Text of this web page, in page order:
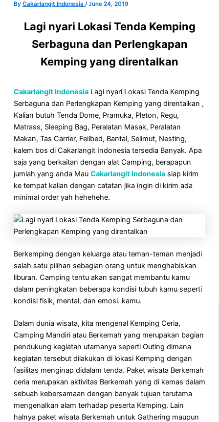
By Cakarlangit Indonesia /June 24, 2019
Lagi nyari Lokasi Tenda Kemping
Serbaguna dan Perlengkapan
Kemping yang direntalkan
Cakarlangit Indonesia Lagi nyari Lokasi Tenda Kemping
Serbaguna dan Perlengkapan Kemping yang direntalkan ,
Kalian butuh Tenda Dome, Pramuka, Pleton, Regu,
Matrass, Sleeping Bag, Peralatan Masak, Peralatan
Makan, Tas Carrier, Feilbed, Bantal, Selimut, Nesting,
kalem bos di Cakarlangit Indonesia tersedia Banyak. Apa
saja yang berkaitan dengan alat Camping, berapapun
jumlah yang anda Mau Cakarlangit Indonesia siap kirim
ke tempat kalian dengan catatan jika ingin di kirim ada
minimal order yah hehehehe.
Berkemping dengan keluarga atau teman-teman menjadi
salah satu pilihan sebagian orang untuk menghabiskan
liburan. Camping tentu akan sangat membantu kamu
dalam peningkatan beberapa kondisi tubuh kamu seperti
kondisi fisik, mental, dan emosi. kamu.
Dalam dunia wisata, kita mengenal Kemping Ceria,
Camping Mandiri atau Berkemah yang merupakan bagian
pendukung kegiatan utamanya seperti Outing dimana
kegiatan tersebut dilakukan di lokasi Kemping dengan
fasilitas menginap didalam tenda. Paket wisata Berkemah
ceria merupakan aktivitas Berkemah yang di kemas dalam
sebuah kebersamaan dengan banyak tujuan terutama
mengenalkan alam terhadap peserta Kemping. Lain
halnya paket wisata Berkemah untuk Gathering maupun